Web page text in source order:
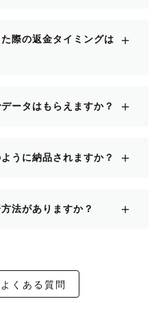
際の返金タイミングは
＋
ータはもらえますか？ ＋
うに納品されますか？ ＋
法がありますか？ ＋
くある質問